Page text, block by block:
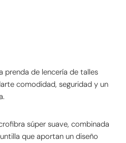
prenda de lencería de talles
comodidad, seguridad y un
súper suave, combinada
que aportan un diseño